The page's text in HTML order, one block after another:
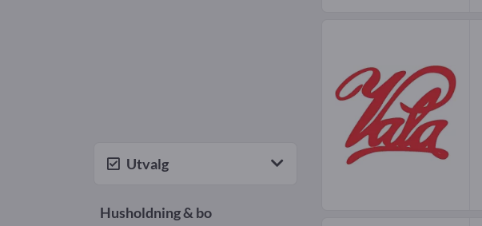
Utvalg
Husholdning & bo